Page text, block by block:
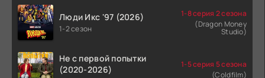
Люди Икс '97 (2026)
1-2 сезон
1-8 серия 2 сезона
(Dragon Money
Studio)
Не с первой попытки
(2020-2026)
1-5 серия 5 сезона
(Coldfilm)